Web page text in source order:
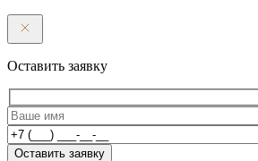
Оставить заявку
Оставить заявку